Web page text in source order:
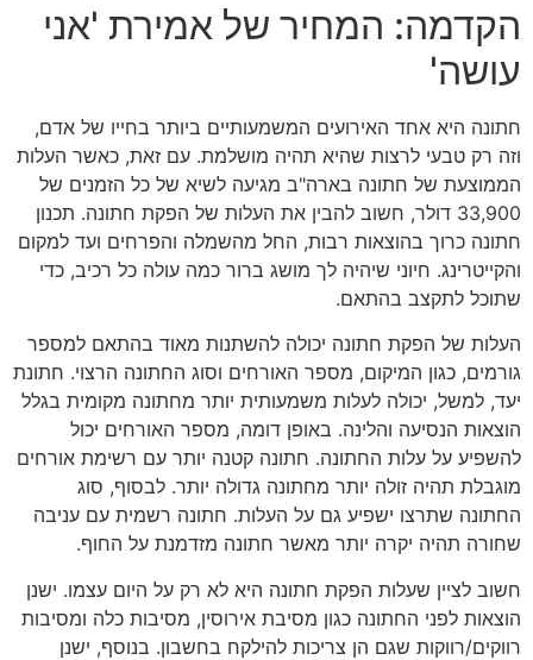
הקדמה: המחיר של אמירת 'אני
עושה'
חתונה היא אחד האירועים המשמעותיים ביותר בחייו של אדם,
וזה רק טבעי לרצות שהיא תהיה מושלמת. עם זאת, כאשר העלות
הממוצעת של חתונה בארה"ב מגיעה לשיא של כל הזמנים של
33,900 דולר, חשוב להבין את העלות של הפקת חתונה. תכנון
חתונה כרוך בהוצאות רבות, החל מהשמלה והפרחים ועד למקום
והקייטרינג. חיוני שיהיה לך מושג ברור כמה עולה כל רכיב, כדי
שתוכל לתקצב בהתאם.
העלות של הפקת חתונה יכולה להשתנות מאוד בהתאם למספר
גורמים, כגון המיקום, מספר האורחים וסוג החתונה הרצוי. חתונת
יעד, למשל, יכולה לעלות משמעותית יותר מחתונה מקומית בגלל
הוצאות הנסיעה והלינה. באופן דומה, מספר האורחים יכול
להשפיע על עלות החתונה. חתונה קטנה יותר עם רשימת אורחים
מוגבלת תהיה זולה יותר מחתונה גדולה יותר. לבסוף, סוג
החתונה שתרצו ישפיע גם על העלות. חתונה רשמית עם עניבה
שחורה תהיה יקרה יותר מאשר חתונה מזדמנת על החוף.
חשוב לציין שעלות הפקת חתונה היא לא רק על היום עצמו. ישנן
הוצאות לפני החתונה כגון מסיבת אירוסין, מסיבות כלה ומסיבות
רווקים/רווקות שגם הן צריכות להילקח בחשבון. בנוסף, ישנן